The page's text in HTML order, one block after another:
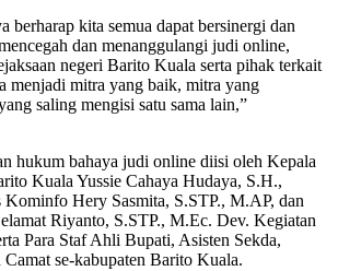
berharap kita semua dapat bersinergi dan
dan menanggulangi judi online,
negeri Barito Kuala serta pihak terkait
menjadi mitra yang baik, mitra yang
saling mengisi satu sama lain,”
hukum bahaya judi online diisi oleh Kepala
Kuala Yussie Cahaya Hudaya, S.H.,
Hery Sasmita, S.STP., M.AP, dan
Riyanto, S.STP., M.Ec. Dev. Kegiatan
Para Staf Ahli Bupati, Asisten Sekda,
se-kabupaten Barito Kuala.